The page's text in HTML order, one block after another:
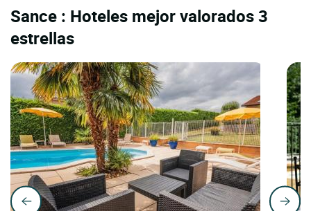
Sance : Hoteles mejor valorados 3
estrellas